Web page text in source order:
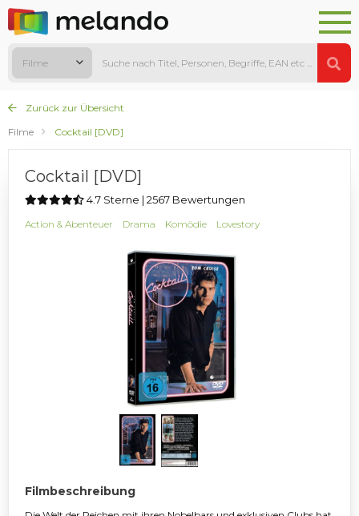
Filme
Zurück zur Übersicht
Filme
Cocktail [DVD]
Cocktail [DVD]
4.7 Sterne | 2567 Bewertungen
Action & Abenteuer Drama Komödie Lovestory
Filmbeschreibung